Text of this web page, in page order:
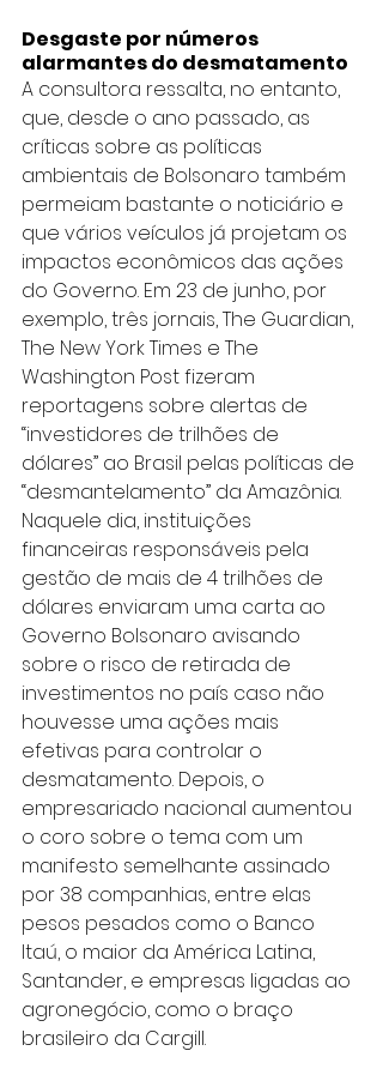
Desgaste por números
alarmantes do desmatamento
A consultora ressalta, no entanto,
que, desde o ano passado, as
críticas sobre as políticas
ambientais de Bolsonaro também
permeiam bastante o noticiário e
que vários veículos já projetam os
impactos econômicos das ações
do Governo. Em 23 de junho, por
exemplo, três jornais, The Guardian,
The New York Times e The
Washington Post fizeram
reportagens sobre alertas de
“investidores de trilhões de
dólares” ao Brasil pelas políticas de
“desmantelamento” da Amazônia.
Naquele dia, instituições
financeiras responsáveis pela
gestão de mais de 4 trilhões de
dólares enviaram uma carta ao
Governo Bolsonaro avisando
sobre o risco de retirada de
investimentos no país caso não
houvesse uma ações mais
efetivas para controlar o
desmatamento. Depois, o
empresariado nacional aumentou
o coro sobre o tema com um
manifesto semelhante assinado
por 38 companhias, entre elas
pesos pesados como o Banco
Itaú, o maior da América Latina,
Santander, e empresas ligadas ao
agronegócio, como o braço
brasileiro da Cargill.